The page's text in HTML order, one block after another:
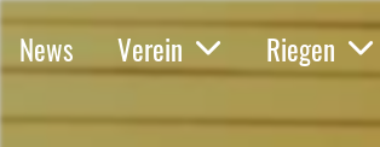
News Verein Riegen